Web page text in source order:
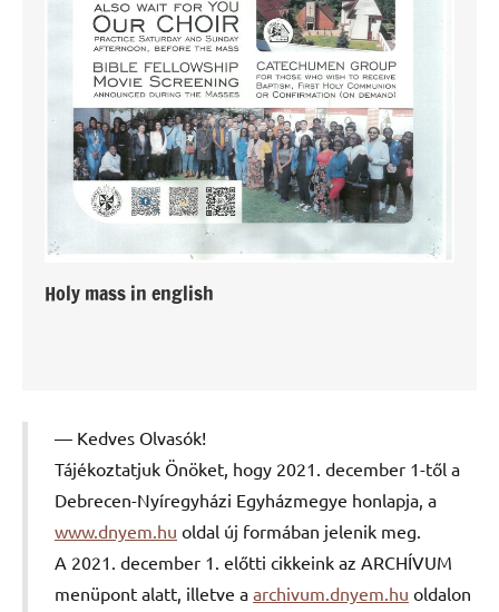
Holy mass in english
Kedves Olvasók!
Tájékoztatjuk Önöket, hogy 2021. december 1-től a
Debrecen-Nyíregyházi Egyházmegye honlapja, a
www.dnyem.hu oldal új formában jelenik meg.
A 2021. december 1. előtti cikkeink az ARCHÍVUM
menüpont alatt, illetve a archivum.dnyem.hu oldalon